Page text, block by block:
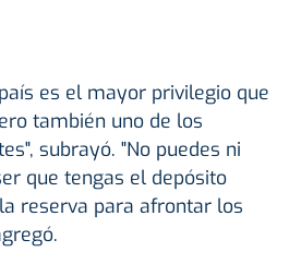
es el mayor privilegio que
también uno de los
subrayó. "No puedes ni
que tengas el depósito
reserva para afrontar los